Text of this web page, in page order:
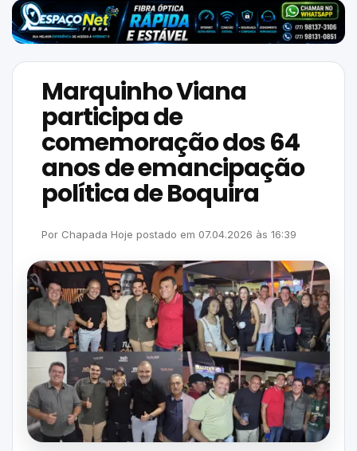
Marquinho Viana
participa de
comemoração dos 64
anos de emancipação
política de Boquira
Por Chapada Hoje postado em 07.04.2026 às 16:39